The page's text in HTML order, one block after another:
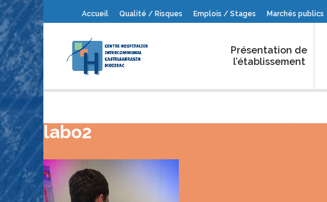
Accueil Qualité / Risques Emplois / Stages Marchés publics
Présentation de
l’établissement
labo2